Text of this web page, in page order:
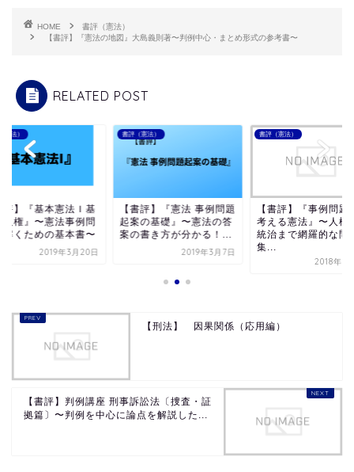
HOME
書評（憲法）
【書評】『憲法の地図』大島義則著〜判例中心・まとめ形式の参考書〜
RELATED POST
憲法）
評】『基本憲法Ｉ基
人権』〜憲法事例問
解くための基本書〜
2019年3月20日
書評（憲法）
【書評】『憲法 事例問題
起案の基礎』〜憲法の答
案の書き方が分かる！...
2019年3月7日
書評（憲法）
【書評】『事例問題
考える憲法』〜人権
統治まで網羅的な問
集...
2018年10
【刑法】 因果関係（応用編）
【書評】判例講座 刑事訴訟法〔捜査・証
拠篇〕〜判例を中心に論点を解説した...